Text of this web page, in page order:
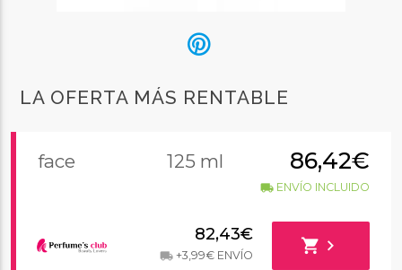
LA OFERTA MÁS RENTABLE
face 125 ml 86,42€
local_shippingENVÍO INCLUIDO
82,43€
local_shipping+3,99€ ENVÍO shopping_cart chevron_right